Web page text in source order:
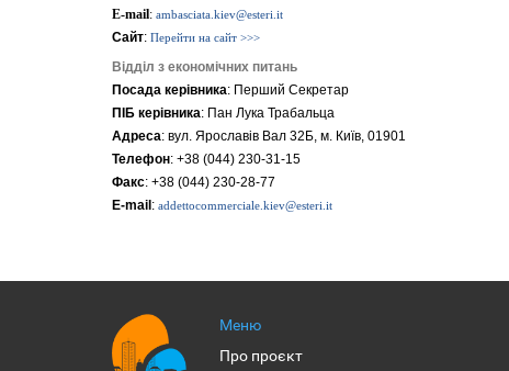
E-mail: ambasciata.kiev@esteri.it
Сайт: Перейти на сайт >>>
Відділ з економічних питань
Посада керівника: Перший Секретар
ПІБ керівника: Пан Лука Трабальца
Адреса: вул. Ярославів Вал 32Б, м. Київ, 01901
Телефон: +38 (044) 230-31-15
Факс: +38 (044) 230-28-77
E-mail : addettocommerciale.kiev@esteri.it
Меню
Про проєкт